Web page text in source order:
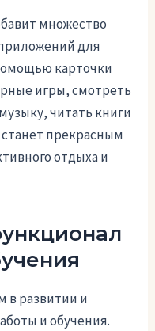
множество
для
карточки
игры, смотреть
читать книги
станет прекрасным
отдыха и
в развитии и
и обучения.